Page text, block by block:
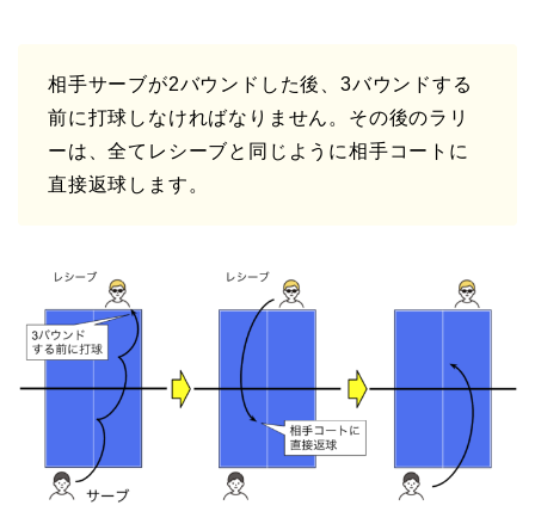
相手サーブが2バウンドした後、3バウンドする
前に打球しなければなりません。その後のラリ
ーは、全てレシーブと同じように相手コートに
直接返球します。